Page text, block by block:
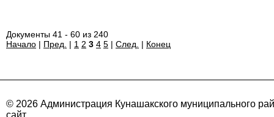
Документы 41 - 60 из 240
Начало | Пред. | 1 2 3 4 5 | След. | Конец
© 2026 Администрация Кунашакского муниципального
сайт